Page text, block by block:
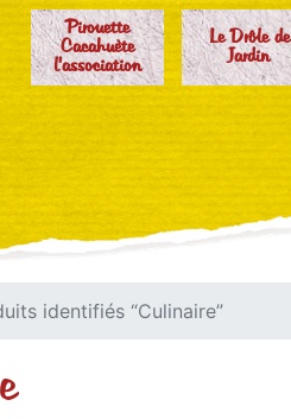
Pirouette
Cacahuète
l'association
Le Drôle de
Jardin
identifiés “Culinaire”